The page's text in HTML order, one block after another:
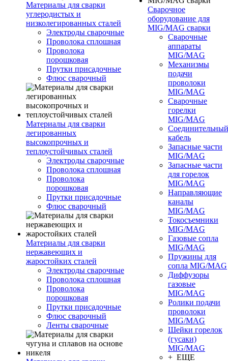
Материалы для сварки
углеродистых и
низколегированных сталей
Электроды сварочные
Проволока сплошная
Проволока
порошковая
Прутки присадочные
Флюс сварочный
Материалы для сварки
легированных
высокопрочных и
теплоустойчивых сталей
Электроды сварочные
Проволока сплошная
Проволока
порошковая
Прутки присадочные
Флюс сварочный
Материалы для сварки
нержавеющих и
жаростойких сталей
Электроды сварочные
Проволока сплошная
Проволока
порошковая
Прутки присадочные
Флюс сварочный
Ленты сварочные
Сварочное
оборудование для
MIG/MAG сварки
Сварочные
аппараты
MIG/MAG
Механизмы
подачи
проволоки
MIG/MAG
Сварочные
горелки
MIG/MAG
Соединительный
кабель
Запасные части
MIG/MAG
Запасные части
для горелок
MIG/MAG
Направляющие
каналы
MIG/MAG
Токосъемники
MIG/MAG
Газовые сопла
MIG/MAG
Пружины для
сопла MIG/MAG
Диффузоры
газовые
MIG/MAG
Ролики подачи
проволоки
MIG/MAG
Шейки горелок
(гусаки)
MIG/MAG
+ ЕЩЕ